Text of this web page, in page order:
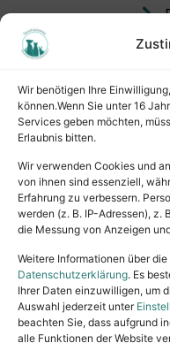
Wir benötigen Ihre
können.Wenn Sie unter 16
Services geben möchten,
Erlaubnis bitten.
Wir verwenden Cookies und
von ihnen sind essenziell,
Erfahrung zu verbessern.
werden (z. B. IP-Adressen), z.
die Messung von Anzeigen
Weitere Informationen über
Datenschutzerklärung. Es
Ihrer Daten einzuwilligen, um
Auswahl jederzeit unter
beachten Sie, dass aufgrund
alle Funktionen der Website
Copyright ©
Tel.: (02631) 55356